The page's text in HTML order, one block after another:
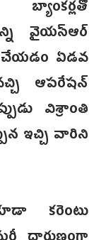
వైయస్ఆర్
చే‌యడం ఏడవ
ఆపరేషన్‌
విశ్రాంతి
ఇచ్చి వారిని
కరెంటు